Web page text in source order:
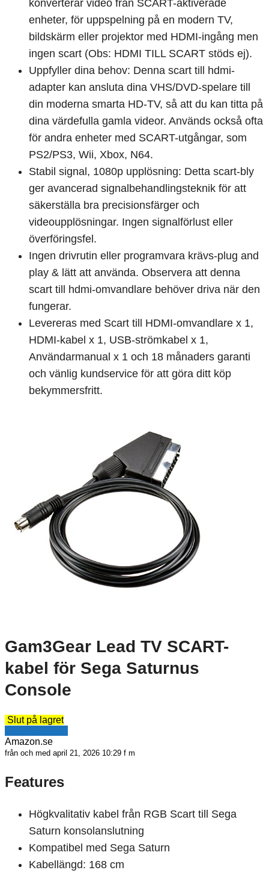
konverterar video från SCART-aktiverade
enheter, för uppspelning på en modern TV,
bildskärm eller projektor med HDMI-ingång men
ingen scart (Obs: HDMI TILL SCART stöds ej).
Uppfyller dina behov: Denna scart till hdmi-
adapter kan ansluta dina VHS/DVD-spelare till
din moderna smarta HD-TV, så att du kan titta på
dina värdefulla gamla videor. Används också ofta
för andra enheter med SCART-utgångar, som
PS2/PS3, Wii, Xbox, N64.
Stabil signal, 1080p upplösning: Detta scart-bly
ger avancerad signalbehandlingsteknik för att
säkerställa bra precisionsfärger och
videoupplösningar. Ingen signalförlust eller
överföringsfel.
Ingen drivrutin eller programvara krävs-plug and
play & lätt att använda. Observera att denna
scart till hdmi-omvandlare behöver driva när den
fungerar.
Levereras med Scart till HDMI-omvandlare x 1,
HDMI-kabel x 1, USB-strömkabel x 1,
Användarmanual x 1 och 18 månaders garanti
och vänlig kundservice för att göra ditt köp
bekymmersfritt.
Gam3Gear Lead TV SCART-
kabel för Sega Saturnus
Console
Slut på lagret
Amazon.se
från och med april 21, 2026 10:29 f m
Features
Högkvalitativ kabel från RGB Scart till Sega
Saturn konsolanslutning
Kompatibel med Sega Saturn
Kabellängd: 168 cm